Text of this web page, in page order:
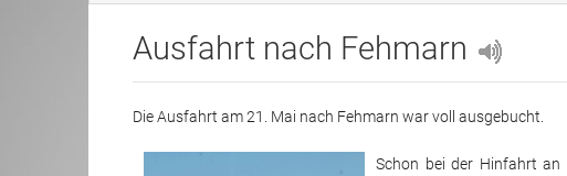
Mitglied Arge Kurse
Ausfahrt nach Fehmarn
Die Ausfahrt am 21. Mai nach Fehmarn war voll ausgebucht.
Schon bei der Hinfahrt an